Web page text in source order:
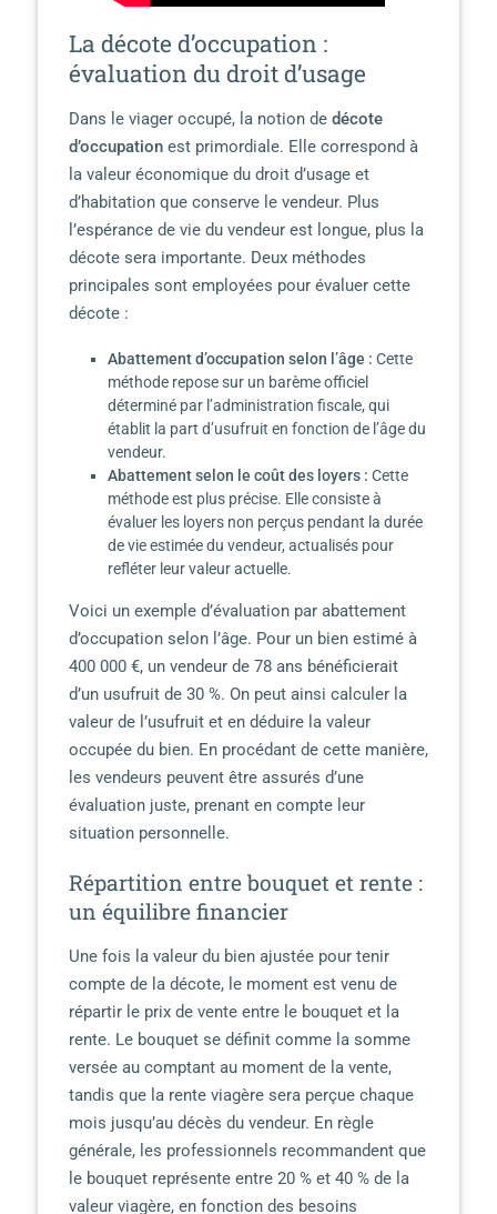
La décote d’occupation :
évaluation du droit d’usage
Dans le viager occupé, la notion de décote
d’occupationest primordiale. Elle correspond à
la valeur économique du droit d’usage et
d’habitation que conserve le vendeur. Plus
l’espérance de vie du vendeur est longue, plus la
décote sera importante. Deux méthodes
principales sont employées pour évaluer cette
décote :
Abattement d’occupation selon l’âge : Cette
méthode repose sur un barème officiel
déterminé par l’administration fiscale, qui
établit la part d’usufruit en fonction de l’âge du
vendeur.
Abattement selon le coût des loyers : Cette
méthode est plus précise. Elle consiste à
évaluer les loyers non perçus pendant la durée
de vie estimée du vendeur, actualisés pour
refléter leur valeur actuelle.
Voici un exemple d’évaluation par abattement
d’occupation selon l’âge. Pour un bien estimé à
400 000 €, un vendeur de 78 ans bénéficierait
d’un usufruit de 30 %. On peut ainsi calculer la
valeur de l’usufruit et en déduire la valeur
occupée du bien. En procédant de cette manière,
les vendeurs peuvent être assurés d’une
évaluation juste, prenant en compte leur
situation personnelle.
Répartition entre bouquet et rente :
un équilibre financier
Une fois la valeur du bien ajustée pour tenir
compte de la décote, le moment est venu de
répartir le prix de vente entre le bouquet et la
rente. Le bouquet se définit comme la somme
versée au comptant au moment de la vente,
tandis que la rente viagère sera perçue chaque
mois jusqu’au décès du vendeur. En règle
générale, les professionnels recommandent que
le bouquet représente entre 20 % et 40 % de la
valeur viagère, en fonction des besoins